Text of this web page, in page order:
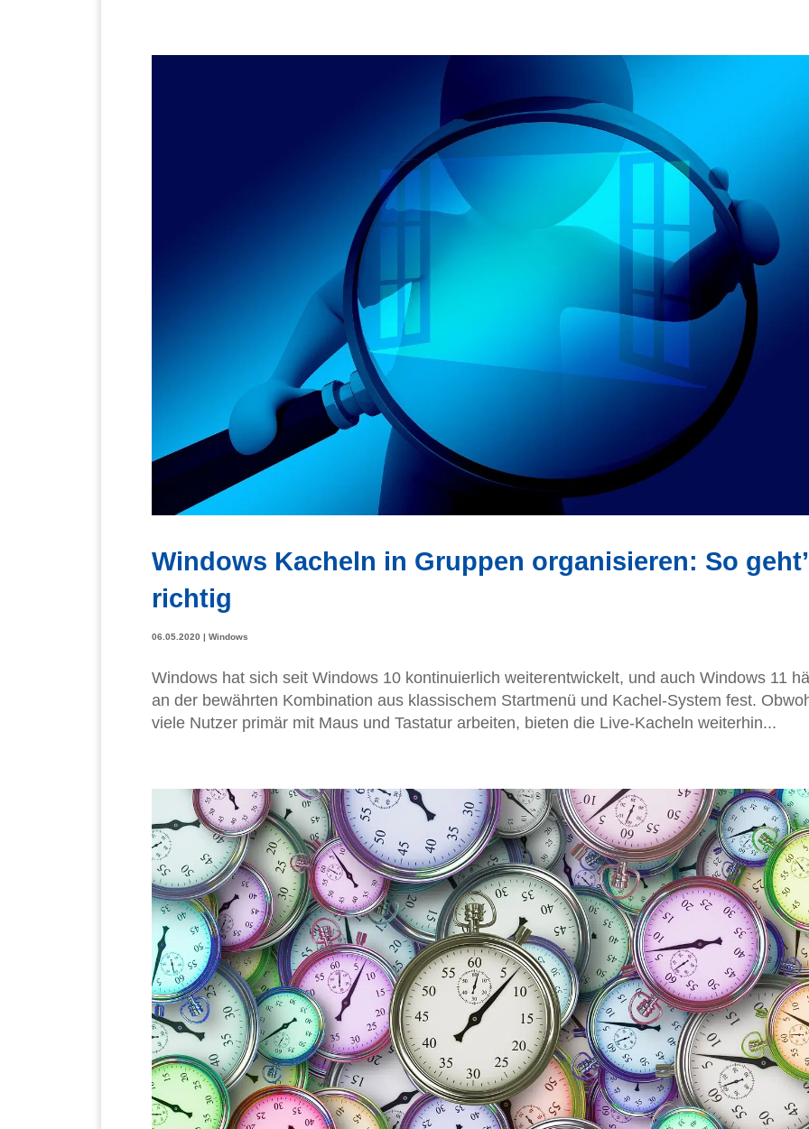
Windows Kacheln in Gruppen organisieren: So
richtig
06.05.2020 | Windows
Windows hat sich seit Windows 10 kontinuierlich weiterentwickelt, und auch Windows 11
an der bewährten Kombination aus klassischem Startmenü und Kachel-System fest.
viele Nutzer primär mit Maus und Tastatur arbeiten, bieten die Live-Kacheln weiterhin...